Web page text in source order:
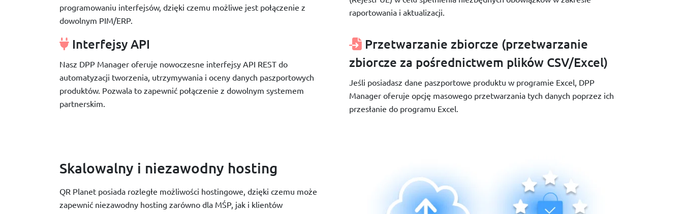
Przetwarzanie zbiorcze (przetwarzanie
zbiorcze za pośrednictwem plików CSV/Excel)
Jeśli posiadasz dane paszportowe produktu w programie Excel, DPP
Manager oferuje opcję masowego przetwarzania tych danych poprzez ich
przesłanie do programu Excel.
programowaniu interfejsów, dzięki czemu możliwe jest połączenie z
dowolnym PIM/ERP.
raportowania i aktualizacji.
Interfejsy API
Nasz DPP Manager oferuje nowoczesne interfejsy API REST do
automatyzacji tworzenia, utrzymywania i oceny danych paszportowych
produktów. Pozwala to zapewnić połączenie z dowolnym systemem
partnerskim.
Skalowalny i niezawodny hosting
QR Planet posiada rozległe możliwości hostingowe, dzięki czemu może
zapewnić niezawodny hosting zarówno dla MŚP, jak i klientów